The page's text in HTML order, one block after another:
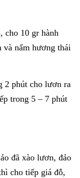
cho 10 gr hành
và nấm hương thái
2 phút cho lươn ra
trong 5 – 7 phút
đã xào lươn, đảo
cho tiếp giá đỗ,